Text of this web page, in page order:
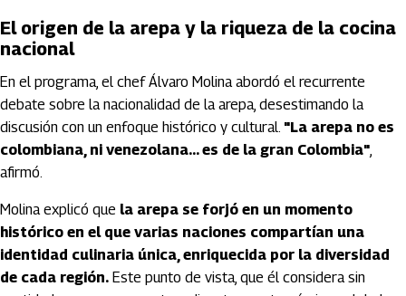
El origen de la arepa y la riqueza de la cocina
nacional
En el programa, el chef Álvaro Molina abordó el recurrente
debate sobre la nacionalidad de la arepa, desestimando la
discusión con un enfoque histórico y cultural. "La arepa no es
colombiana, ni venezolana... es de la gran Colombia",
afirmó.
Molina explicó que la arepa se forjó en un momento
histórico en el que varias naciones compartían una
identidad culinaria única, enriquecida por la diversidad
de cada región. Este punto de vista, que él considera sin